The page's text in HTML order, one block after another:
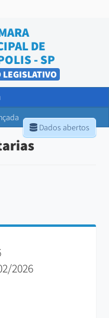
DE
- SP
LEGISLATIVO
Dados abertos
2026